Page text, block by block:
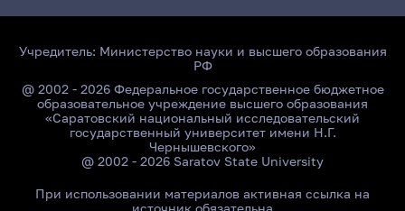
Учредитель: Министерство науки и высшего образования
РФ
@ 2002 - 2026 Федеральное государственное бюджетное
образовательное учреждение высшего образования
«Саратовский национальный исследовательский
государственный университет имени Н.Г.
Чернышевского»
@ 2002 - 2026 Saratov State University
При использовании материалов активная ссылка на
источник обязательна